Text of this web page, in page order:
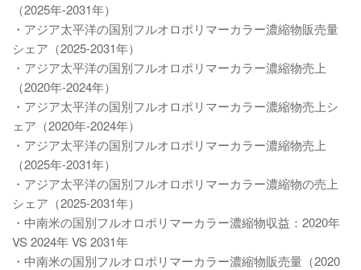
（2025年-2031年）
・アジア太平洋の国別フルオロポリマーカラー濃縮物販売量
シェア（2025-2031年）
・アジア太平洋の国別フルオロポリマーカラー濃縮物売上
（2020年-2024年）
・アジア太平洋の国別フルオロポリマーカラー濃縮物売上シ
ェア（2020年-2024年）
・アジア太平洋の国別フルオロポリマーカラー濃縮物売上
（2025年-2031年）
・アジア太平洋の国別フルオロポリマーカラー濃縮物の売上
シェア（2025-2031年）
・中南米の国別フルオロポリマーカラー濃縮物収益：2020年
VS 2024年 VS 2031年
・中南米の国別フルオロポリマーカラー濃縮物販売量（2020